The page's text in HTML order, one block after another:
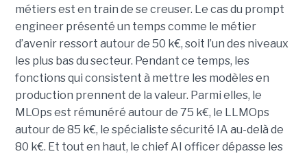
métiers est en train de se creuser. Le cas du prompt
engineer présenté un temps comme le métier
d’avenir ressort autour de 50 k€, soit l’un des niveaux
les plus bas du secteur. Pendant ce temps, les
fonctions qui consistent à mettre les modèles en
production prennent de la valeur. Parmi elles, le
MLOps est rémunéré autour de 75 k€, le LLMOps
autour de 85 k€, le spécialiste sécurité IA au-delà de
80 k€. Et tout en haut, le chief AI officer dépasse les